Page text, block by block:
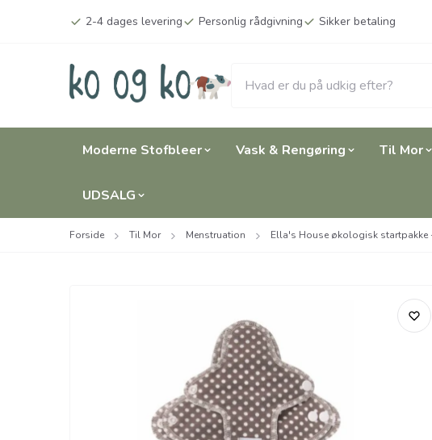
2-4 dages levering Personlig rådgivning Sikker betaling
Moderne Stofbleer Vask & Rengøring Til Mor
UDSALG
Forside Til Mor Menstruation Ella's House økologisk startpakke